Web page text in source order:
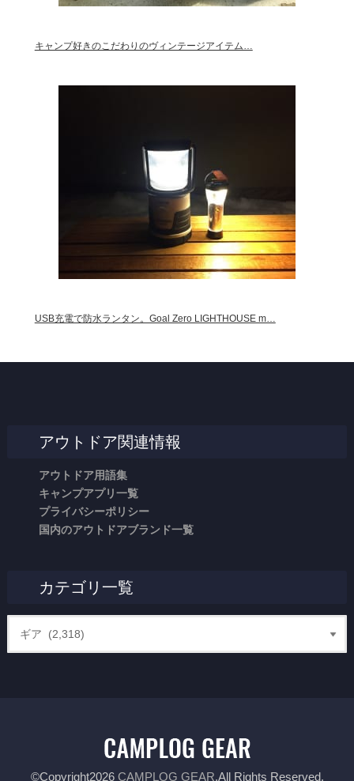
キャンプ好きのこだわりのヴィンテージアイテム…
USB充電で防水ランタン。Goal Zero LIGHTHOUSE m…
アウトドア関連情報
アウトドア用語集
キャンプアプリ一覧
プライバシーポリシー
国内のアウトドアブランド一覧
カテゴリ一覧
©Copyright2026 CAMPLOG GEAR.All Rights Reserved.